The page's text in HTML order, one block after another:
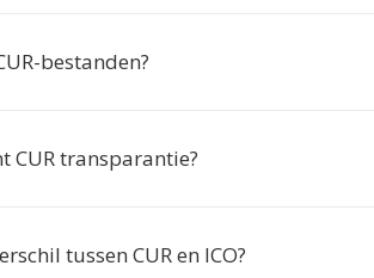
bestanden?
CUR transparantie?
tussen CUR en ICO?